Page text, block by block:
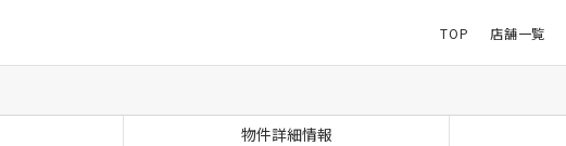
TOP 店舗一覧
物件詳細情報